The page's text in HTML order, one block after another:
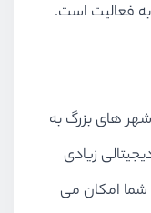
به فعالیت است.
های بزرگ به
زیادی
امکان می